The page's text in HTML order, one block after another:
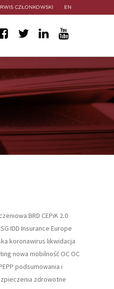
CZŁONKOWSKI EN
BRD CEPiK 2.0
IDD Insurance Europe
koronawirus likwidacja
nowa mobilność OC OC
podsumowania i
zdrowotne